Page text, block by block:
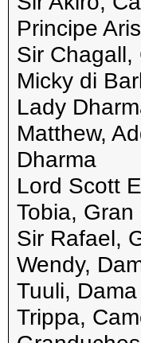
Principe
Sir Chagall,
Micky di
Lady
Matthew,
Dharma
Lord Scott
Tobia,
Sir Rafael,
Wendy,
Tuuli,
Trippa,